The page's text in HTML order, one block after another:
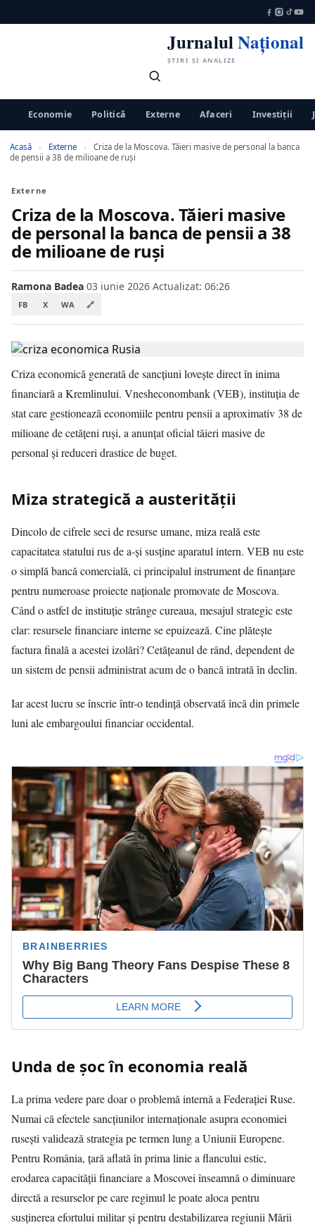
JurnalulNațional
ȘTIRI ȘI ANALIZE
Economie Politică Externe Afaceri Investiții
Acasă › Externe ›
Criza de la Moscova. Tăieri masive de personal la banca
de pensii a 38 de milioane de ruși
Externe
Criza de la Moscova. Tăieri masive
de personal la banca de pensii a 38
de milioane de ruși
Ramona Badea·03 iunie 2026·Actualizat: 06:26
FB X WA 🔗
Criza economică generată de sancțiuni lovește direct în inima
financiară a Kremlinului. Vnesheconombank (VEB), instituția de
stat care gestionează economiile pentru pensii a aproximativ 38 de
milioane de cetățeni ruși, a anunțat oficial tăieri masive de
personal și reduceri drastice de buget.
Miza strategică a austerității
Dincolo de cifrele seci de resurse umane, miza reală este
capacitatea statului rus de a-și susține aparatul intern. VEB nu este
o simplă bancă comercială, ci principalul instrument de finanțare
pentru numeroase proiecte naționale promovate de Moscova.
Când o astfel de instituție strânge cureaua, mesajul strategic este
clar: resursele financiare interne se epuizează. Cine plătește
factura finală a acestei izolări? Cetățeanul de rând, dependent de
un sistem de pensii administrat acum de o bancă intrată în declin.
Iar acest lucru se înscrie într-o tendință observată încă din primele
luni ale embargoului financiar occidental.
Unda de șoc în economia reală
La prima vedere pare doar o problemă internă a Federației Ruse.
Numai că efectele sancțiunilor internaționale asupra economiei
rusești validează strategia pe termen lung a Uniunii Europene.
Pentru România, țară aflată în prima linie a flancului estic,
erodarea capacității financiare a Moscovei înseamnă o diminuare
directă a resurselor pe care regimul le poate aloca pentru
susținerea efortului militar și pentru destabilizarea regiunii Mării